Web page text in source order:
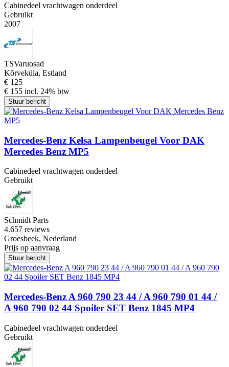
Cabinedeel vrachtwagen onderdeel
Gebruikt
2007
TSVaruosad
Kõrveküla, Estland
€ 125
€ 155 incl. 24% btw
Stuur bericht
Mercedes-Benz Kelsa Lampenbeugel Voor DAK
Mercedes Benz MP5
Cabinedeel vrachtwagen onderdeel
Gebruikt
Schmidt Parts
4.657 reviews
Groesbeek, Nederland
Prijs op aanvraag
Stuur bericht
Mercedes-Benz A 960 790 23 44 / A 960 790 01 44 /
A 960 790 02 44 Spoiler SET Benz 1845 MP4
Cabinedeel vrachtwagen onderdeel
Gebruikt